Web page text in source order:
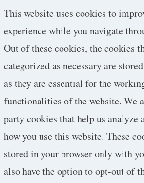
This website uses cookies to
experience while you navigate
Out of these cookies, the cookies
categorized as necessary are
as they are essential for the
functionalities of the website. We
party cookies that help us analyze
how you use this website. These
stored in your browser only with
also have the option to opt-out of